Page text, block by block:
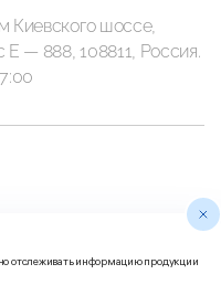
Киевского шоссе,
— 888, 108811, Россия.
данных
отслеживать информацию продукции